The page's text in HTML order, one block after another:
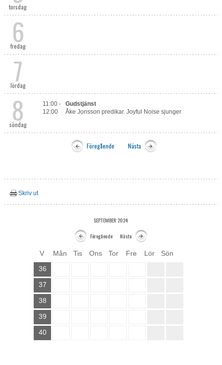
torsdag
6
fredag
7
lördag
8
söndag
11:00 -
12:00
Gudstjänst
Åke Jonsson predikar. Joyful Noise sjunger
Föregående Nästa
Skriv ut
SEPTEMBER 2024
Föregående
Nästa
V Mån Tis Ons Tor Fre Lör
Sön
36
37
38
39
40